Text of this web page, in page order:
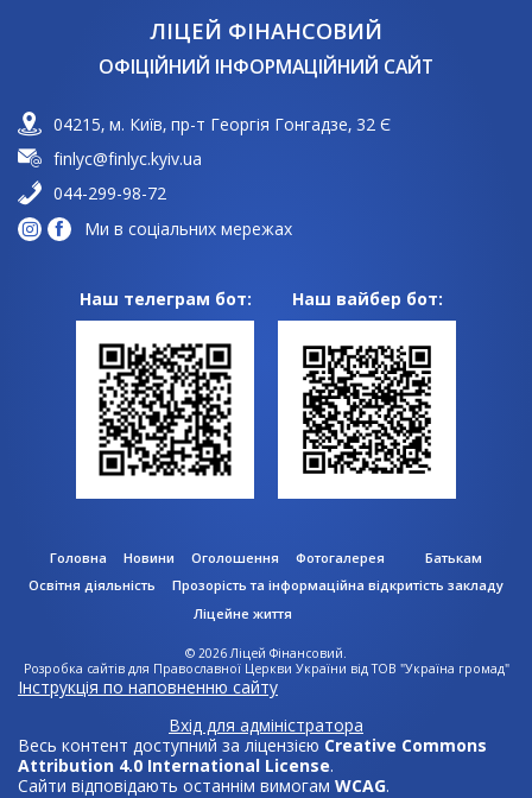
ЛІЦЕЙ ФІНАНСОВИЙ
ОФІЦІЙНИЙ ІНФОРМАЦІЙНИЙ САЙТ
04215, м. Київ, пр-т Георгія Гонгадзе, 32 Є
finlyc@finlyc.kyiv.ua
044-299-98-72
Ми в соціальних мережах
Наш телеграм бот: Наш вайбер бот:
Головна Новини Оголошення Фотогалерея
Батькам
Освітня діяльність
Прозорість та інформаційна відкритість закладу
Ліцейне життя
© 2026Ліцей Фінансовий.
Розробка сайтів для Православної Церкви України відТОВ "Україна громад"
Інструкція по наповненню сайту
Вхід для адміністратора
Весь контент доступний за ліцензією Creative Commons
Attribution 4.0 International License.
Сайти відповідають останнім вимогам WCAG.